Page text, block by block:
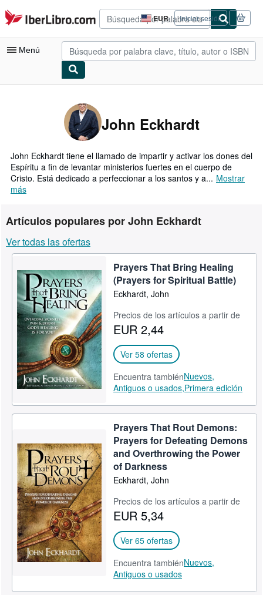
Pasar al contenido principal
IberLibro.com EUR
Preferencias
de
compra
del
Iniciar sesión
Menú
Consultar mis pedidos
Búsqueda avanzada
Colecciones
Libros antiguos
Arte y coleccionismo
Vendedores
Comenzar a vender
Ayuda
CERRAR
John Eckhardt
John Eckhardt tiene el llamado de impartir y activar los dones del
Espíritu a fin de levantar ministerios fuertes en el cuerpo de
Cristo. Está dedicado a perfeccionar a los santos y a... Mostrar
más
Artículos populares por John Eckhardt
Ver todas las ofertas
Prayers That Bring Healing
(Prayers for Spiritual Battle)
Eckhardt, John
Precios de los artículos a partir de
EUR 2,44
Ver 58 ofertas
Encuentra tambiénNuevos,
Antiguos o usados,Primera edición
Prayers That Rout Demons:
Prayers for Defeating Demons
and Overthrowing the Power
of Darkness
Eckhardt, John
Precios de los artículos a partir de
EUR 5,34
Ver 65 ofertas
Encuentra tambiénNuevos,
Antiguos o usados